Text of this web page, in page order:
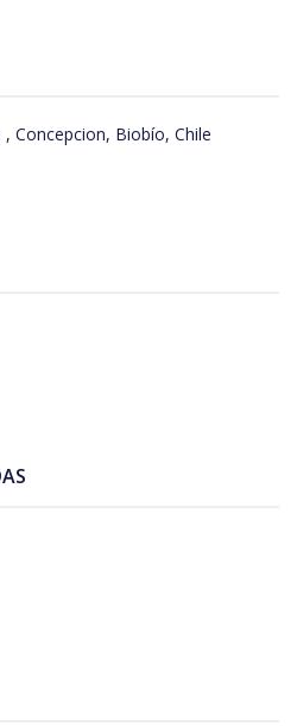
Concepcion, Biobío, Chile